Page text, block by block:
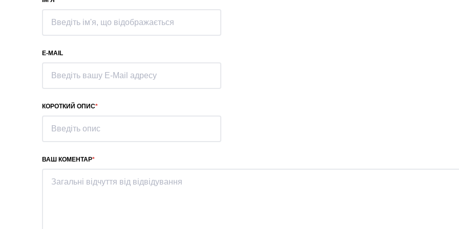
E-MAIL
КОРОТКИЙ ОПИС
ВАШ КОМЕНТАР